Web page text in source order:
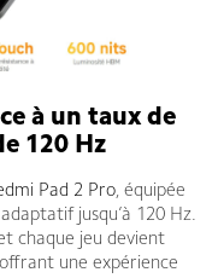
à un taux de
120 Hz
Pad 2 Pro, équipée
jusqu’à 120 Hz.
chaque jeu devient
une expérience